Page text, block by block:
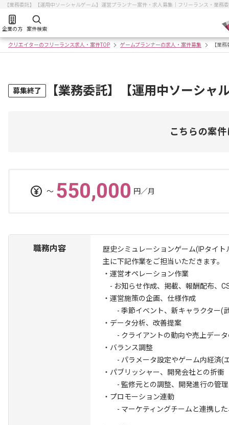
【業務委託】【運用中ソーシャルゲーム】運営プランナー案件・求人募集｜フリーランス・業務
企業の方 案件検索
クリエイターのフリーランス求人・案件TOP ゲームプランナーの求人・案件募集 【業
募集終了 【業務委託】【運用中ソーシャ
こちらの案
〜 550,000 円／月
職務内容
歴史シミュレーションゲーム(IPタイ
主に下記作業をご担当いただきます。
・運営オペレーション作業
- お知らせ作成、掲載、報酬配布、
・運営施策の企画、仕様作成
- 季節イベント、新キャラクター(
・データ分析、改善提案
- クライアントの動向や売上データ
・バランス調整
- パラメータ設定やゲーム内経済(
・パブリッシャー、開発会社との折衝
- 監修元との調整、開発進行の管理
・プロモーション連動
- マーケティングチームと連携した